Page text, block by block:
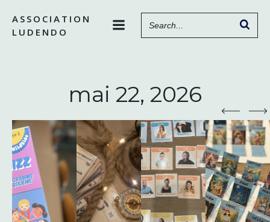
contenu
ASSOCIATION
LUDENDO
mai 22, 2026